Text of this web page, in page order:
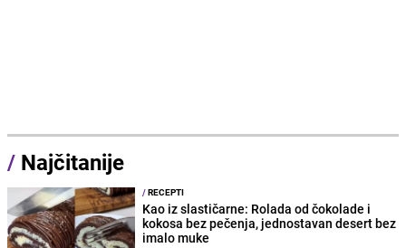
/ Najčitanije
/RECEPTI
Kao iz slastičarne: Rolada od čokolade i
kokosa bez pečenja, jednostavan desert bez
imalo muke